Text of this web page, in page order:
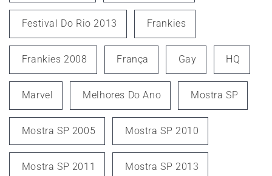
Festival Do Rio 2013 Frankies
Frankies 2008 França Gay HQ
Marvel Melhores Do Ano Mostra SP
Mostra SP 2005 Mostra SP 2010
Mostra SP 2011 Mostra SP 2013